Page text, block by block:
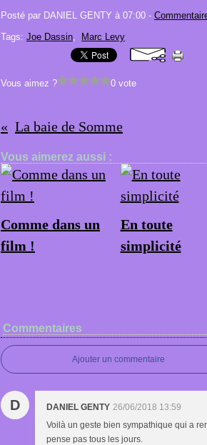
Posté par DANIEL GENTY à 07:00 -
Tags: Joe Dassin, Marc Levy
Vous aimez ? 0 vote
La baie de Somme
Vous aimerez aussi :
Comme dans un
film !
En toute
simplicité
Commentaires
Ajouter un commentaire
D DANIEL GENTY 26/06/2018 13:59
Voilà un geste bien sympathique qui a
pense pas tous les jours.